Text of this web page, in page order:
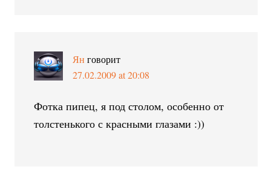
Ян говорит
27.02.2009 at 20:08
Фотка пипец, я под столом, особенно от
толстенького с красными глазами :))